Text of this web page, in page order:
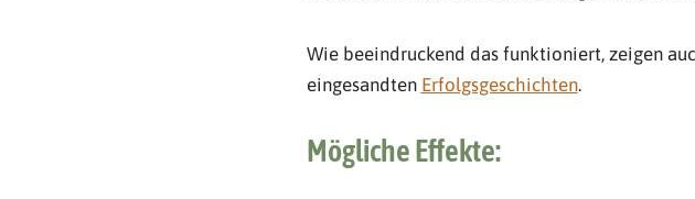
Wie beeindruckend das funktioniert, zeigen
eingesandten Erfolgsgeschichten.
Mögliche Effekte: